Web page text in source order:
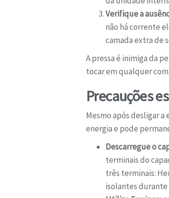
Verifique a
não há corrente
camada extra de
A pressa é inimiga da
tocar em qualquer
Precauções
Mesmo após desligar
energia e pode
Descarregue o
terminais do
três terminais:
isolantes durante